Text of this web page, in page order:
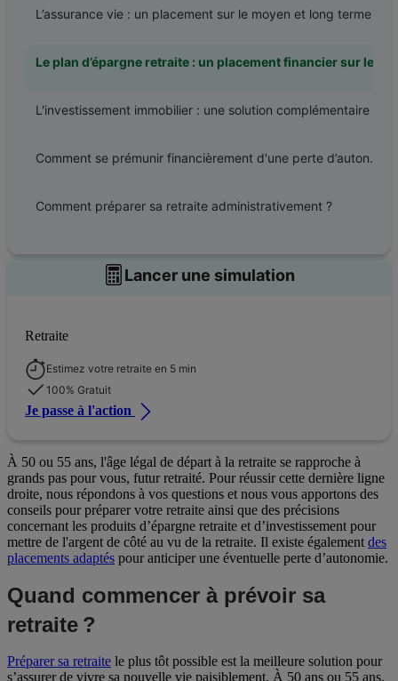
L’assurance vie : un placement sur le moyen et long terme
L'investissement immobilier : une solution complémentaire
Comment se prémunir financièrement d'une perte d’autonomie ?
Comment préparer sa retraite administrativement ?
Lancer une simulation
Retraite
Estimez votre retraite en 5 min
100% Gratuit
Je passe à l'action
À 50 ou 55 ans, l'âge légal de départ à la retraite se rapproche à
grands pas pour vous, futur retraité. Pour réussir cette dernière ligne
droite, nous répondons à vos questions et nous vous apportons des
conseils pour préparer votre retraite ainsi que des précisions
concernant les produits d’épargne retraite et d’investissement pour
mettre de l'argent de côté au vu de la retraite. Il existe également des
placements adaptés pour anticiper une éventuelle perte d’autonomie.
Quand commencer à prévoir sa
retraite ?
Préparer sa retraite le plus tôt possible est la meilleure solution pour
s’assurer de vivre sa nouvelle vie paisiblement. À 50 ans ou 55 ans,